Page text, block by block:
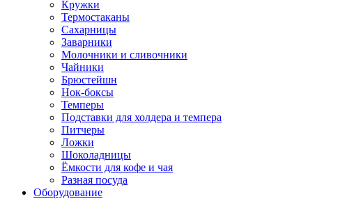
Кружки
Термостаканы
Сахарницы
Заварники
Молочники и сливочники
Чайники
Брюстейшн
Нок-боксы
Темперы
Подставки для холдера и темпера
Питчеры
Ложки
Шоколадницы
Ёмкости для кофе и чая
Разная посуда
Оборудование